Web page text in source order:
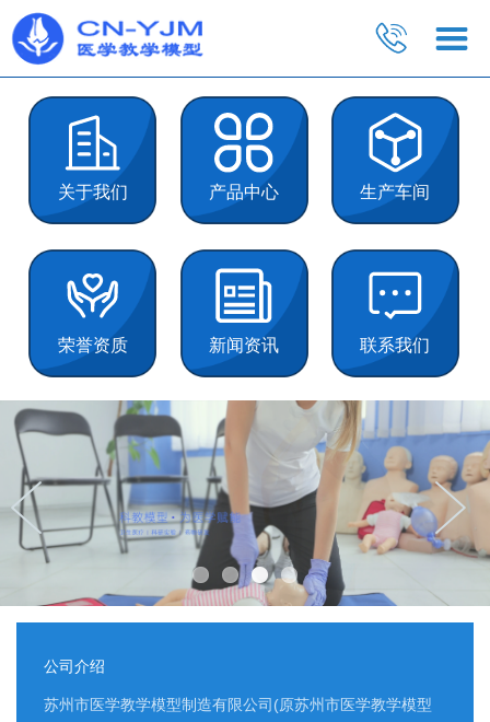
关于我们 产品中心 生产车间
荣誉资质 新闻资讯 联系我们
公司介绍
苏州市医学教学模型制造有限公司(原苏州市医学教学模型